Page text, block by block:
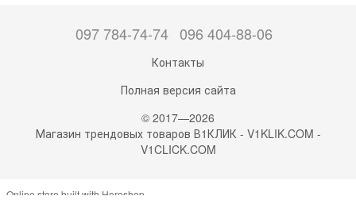
097 784-74-74 096 404-88-06
Контакты
Полная версия сайта
© 2017—2026
Магазин трендовых товаров В1КЛИК - V1KLIK.COM -
V1CLICK.COM
Online store built with Horoshop